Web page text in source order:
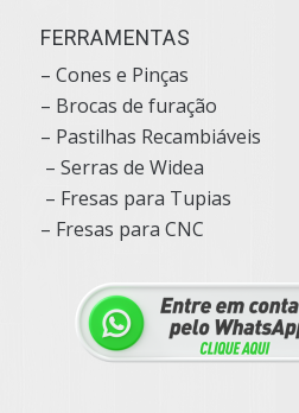
FERRAMENTAS
– Cones e Pinças
– Brocas de furação
– Pastilhas Recambiáveis
– Serras de Widea
– Fresas para Tupias
– Fresas para CNC